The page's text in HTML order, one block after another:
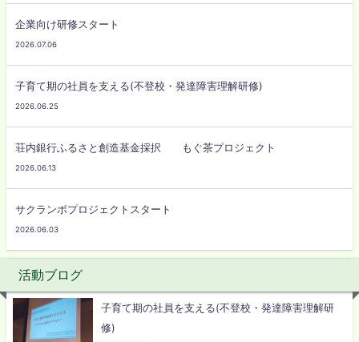
企業向け研修スタート
2026.07.06
子育て期の社員を支える(不登校・発達障害理解研修)
2026.06.25
荘内銀行ふるさと創造基金採択 もぐ茶プロジェクト
2026.06.13
サクランボプロジェクトスタート
2026.06.03
活動ブログ
子育て期の社員を支える(不登校・発達障害理解研
修)